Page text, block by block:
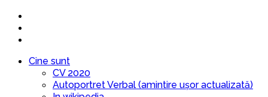
Cine sunt
CV 2020
Autoportret Verbal (amintire ușor actualizată)